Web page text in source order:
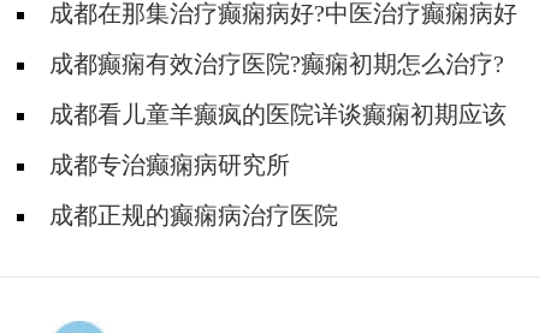
成都在那集治疗癫痫病好?中医治疗癫痫病好
吗?成都癫痫有效治疗医院?癫痫初期怎么治疗?
成都看儿童羊癫疯的医院详谈癫痫初期应该
怎么治疗?
成都专治癫痫病研究所
成都正规的癫痫病治疗医院